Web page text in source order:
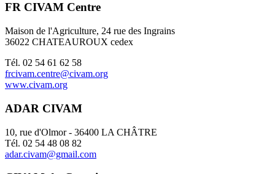
FR CIVAM Centre
Maison de l'Agriculture, 24 rue des Ingrains
36022 CHATEAUROUX cedex
Tél. 02 54 61 62 58
frcivam.centre@civam.org
www.civam.org
ADAR CIVAM
10, rue d'Olmor - 36400 LA CHÂTRE
Tél. 02 54 48 08 82
adar.civam@gmail.com